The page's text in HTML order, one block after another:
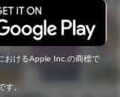
おけるApple Inc.の商標で
。